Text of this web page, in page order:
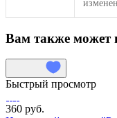
Вам также может
Быстрый просмотр
360 руб.